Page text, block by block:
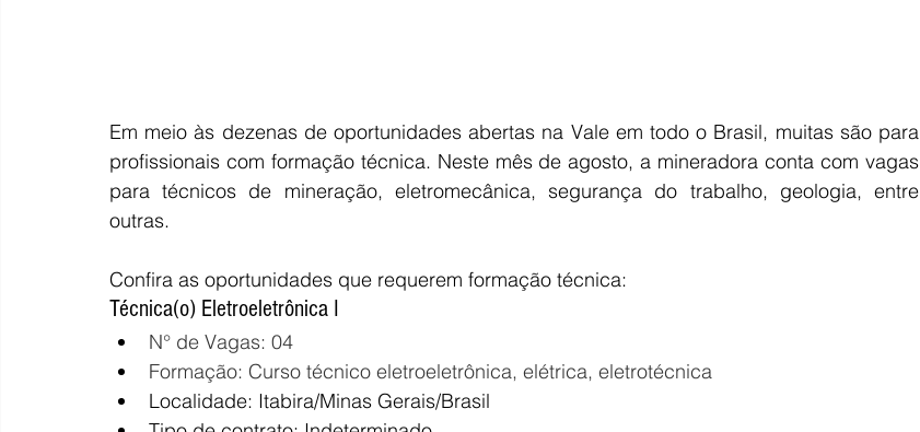
Em meio às dezenas de oportunidades abertas na Vale em todo o Brasil, muitas são para
profissionais com formação técnica. Neste mês de agosto, a mineradora conta com vagas
para técnicos de mineração, eletromecânica, segurança do trabalho, geologia, entre
outras.
Confira as oportunidades que requerem formação técnica:
Técnica(o) Eletroeletrônica I
N° de Vagas: 04
Formação: Curso técnico eletroeletrônica, elétrica, eletrotécnica
Localidade: Itabira/Minas Gerais/Brasil